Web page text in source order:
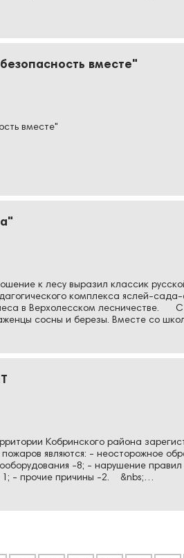
вместе"
вместе"
к лесу выразил классик
комплекса яслей-
в Верхолесском лесничестве. С
сосны и березы. Вместе со
Кобринского района
являются: - неосторожное
-8; - нарушение
1; - прочие причины -2. &nbs;…